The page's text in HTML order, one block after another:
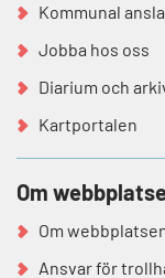
Kommunal
Jobba hos oss
Diarium och
Kartportalen
Om
Om
Ansvar för